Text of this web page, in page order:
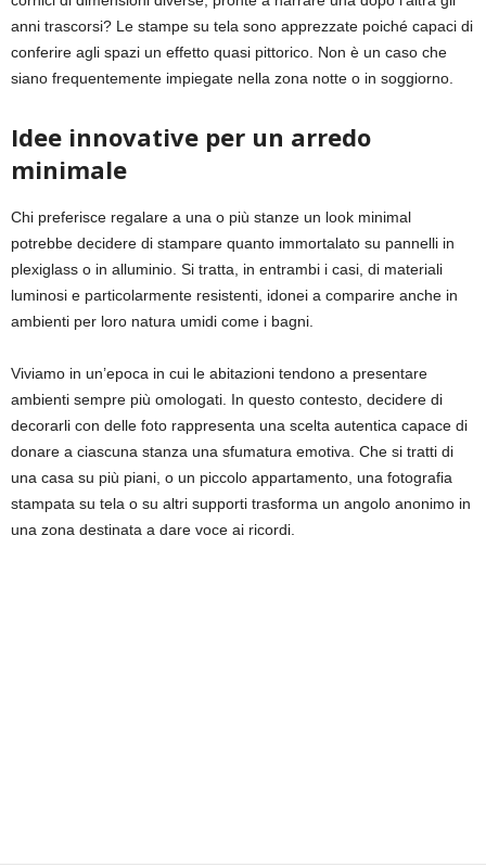
anni trascorsi? Le stampe su tela sono apprezzate poiché capaci di
conferire agli spazi un effetto quasi pittorico. Non è un caso che
siano frequentemente impiegate nella zona notte o in soggiorno.
Idee innovative per un arredo
minimale
Chi preferisce regalare a una o più stanze un look minimal
potrebbe decidere di stampare quanto immortalato su pannelli in
plexiglass o in alluminio. Si tratta, in entrambi i casi, di materiali
luminosi e particolarmente resistenti, idonei a comparire anche in
ambienti per loro natura umidi come i bagni.
Viviamo in un’epoca in cui le abitazioni tendono a presentare
ambienti sempre più omologati. In questo contesto, decidere di
decorarli con delle foto rappresenta una scelta autentica capace di
donare a ciascuna stanza una sfumatura emotiva. Che si tratti di
una casa su più piani, o un piccolo appartamento, una fotografia
stampata su tela o su altri supporti trasforma un angolo anonimo in
una zona destinata a dare voce ai ricordi.